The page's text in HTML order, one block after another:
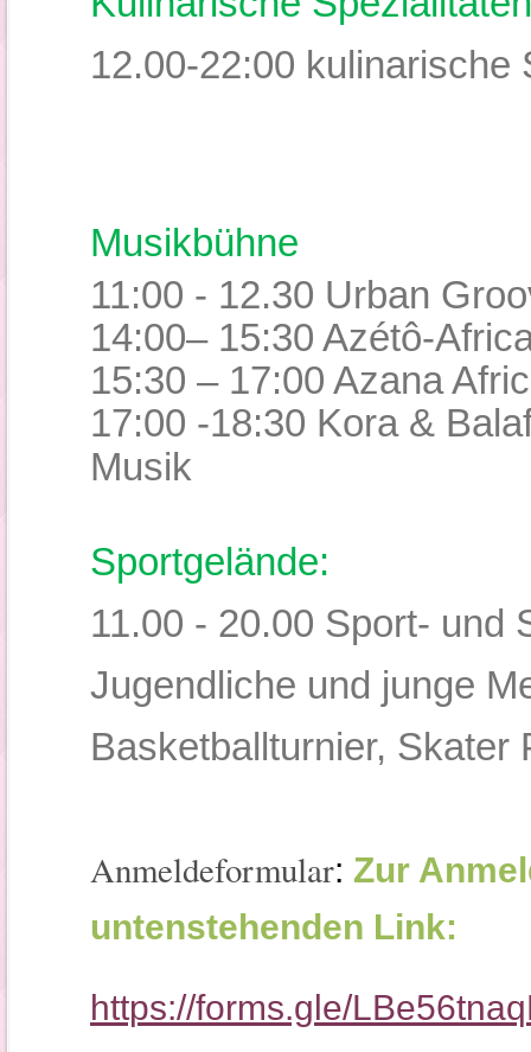
12.00-22:00 kulinarische
Musikbühne
11:00 - 12.30 Urban
14:00– 15:30 Azétô-
15:30 – 17:00 Azana
17:00 -18:30 Kora &
Musik
Sportgelände:
11.00 - 20.00 Sport- und
Jugendliche und junge
Basketballturnier, Skater
Anmeldeformular: Zur
untenstehenden Link:
https://forms.gle/